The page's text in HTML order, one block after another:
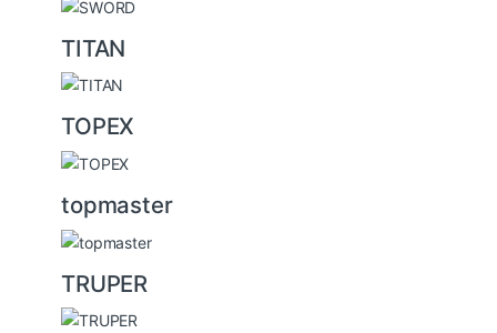
TITAN
TOPEX
topmaster
TRUPER